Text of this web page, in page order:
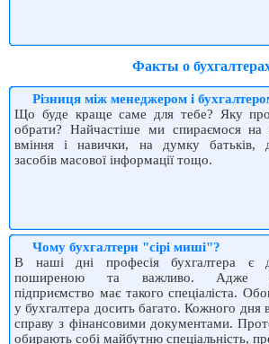
Факты о
Різниця між менеджером і
Що буде краще саме для тебе? Яку
обрати? Найчастіше ми спираємося на
вміння і навички, на думку батьків,
засобів масової інформації тощо.
Чому бухгалтери "сірі миші"?
В наші дні професія бухгалтера є
поширеною та важливо. Адже
підприємство має такого спеціаліста.
у бухгалтера досить багато. Кожного дня
справу з фінансовими документами.
обирають собі майбутню спеціальність,